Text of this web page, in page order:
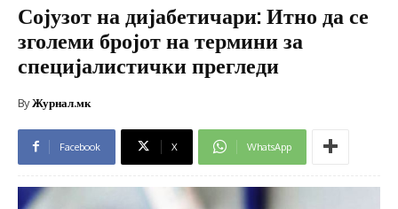
Сојузот на дијабетичари: Итно да се
зголеми бројот на термини за
специјалистички прегледи
ByЖурнал.мк
Facebook X WhatsApp